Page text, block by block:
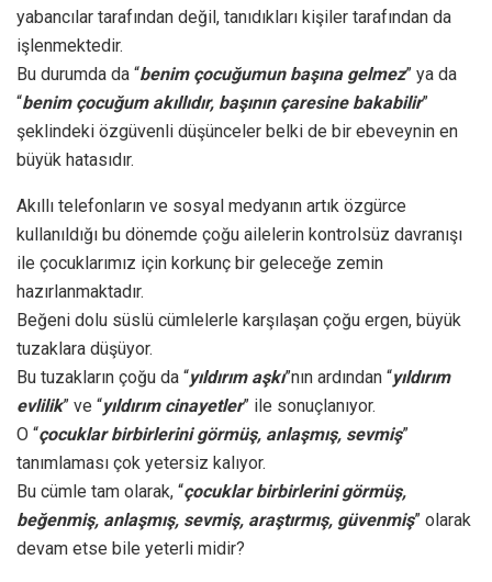
yabancılar tarafından değil, tanıdıkları kişiler tarafından da
işlenmektedir.
Bu durumda da “benim çocuğumun başına gelmez” ya da
“benim çocuğum akıllıdır, başının çaresine bakabilir”
şeklindeki özgüvenli düşünceler belki de bir ebeveynin en
büyük hatasıdır.
Akıllı telefonların ve sosyal medyanın artık özgürce
kullanıldığı bu dönemde çoğu ailelerin kontrolsüz davranışı
ile çocuklarımız için korkunç bir geleceğe zemin
hazırlanmaktadır.
Beğeni dolu süslü cümlelerle karşılaşan çoğu ergen, büyük
tuzaklara düşüyor.
Bu tuzakların çoğu da “yıldırım aşkı”nın ardından “yıldırım
evlilik” ve “yıldırım cinayetler” ile sonuçlanıyor.
O “çocuklar birbirlerini görmüş, anlaşmış, sevmiş”
tanımlaması çok yetersiz kalıyor.
Bu cümle tam olarak, “çocuklar birbirlerini görmüş,
beğenmiş, anlaşmış, sevmiş, araştırmış, güvenmiş” olarak
devam etse bile yeterli midir?